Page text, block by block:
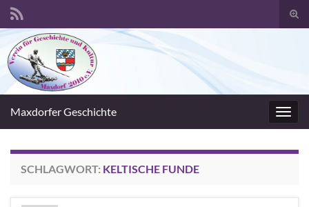
Search for:
Maxdorfer Geschichte
SCHLAGWORT: KELTISCHE FUNDE